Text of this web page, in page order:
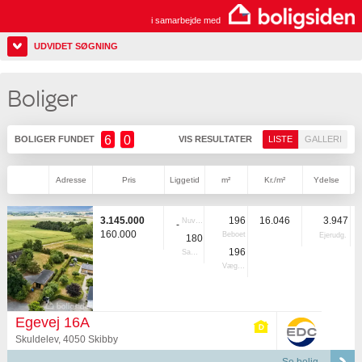
i samarbejde med
UDVIDET SØGNING
Boliger
BOLIGER FUNDET 6 0 VIS RESULTATER LISTE GALLERI
Adresse Pris Liggetid m² Kr./m² Ydelse
3.145.000
160.000
- Nuvær.
180
Samlet
196
Beboet
196
Vægtet
16.046 3.947
Ejerudg.
Egevej 16A
Skuldelev, 4050 Skibby